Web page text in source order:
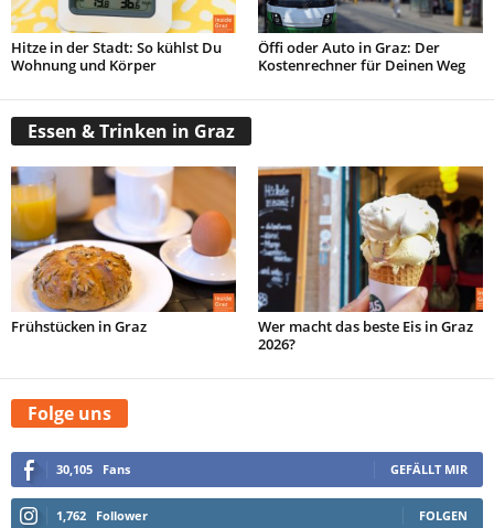
Hitze in der Stadt: So kühlst Du
Wohnung und Körper
Öffi oder Auto in Graz: Der
Kostenrechner für Deinen Weg
Essen & Trinken in Graz
Frühstücken in Graz
Wer macht das beste Eis in Graz
2026?
Folge uns
30,105 Fans GEFÄLLT MIR
1,762 Follower FOLGEN